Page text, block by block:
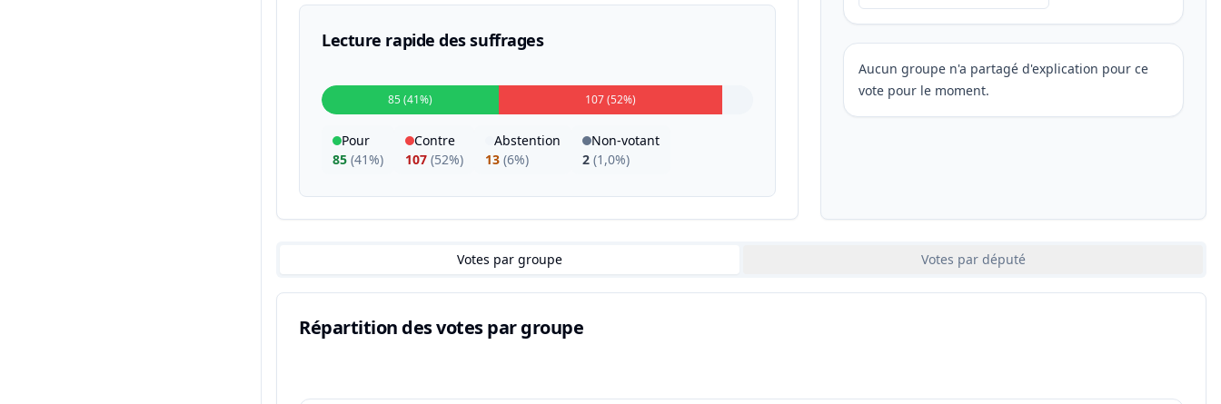
Lecture rapide des suffrages
85 (41%) 107 (52%)
Pour
85 (41%)
Contre
107 (52%)
Abstention
13 (6%)
Non-votant
2 (1,0%)
Aucun groupe n'a partagé d'explication pour ce
vote pour le moment.
Votes par groupe Votes par député
Répartition des votes par groupe